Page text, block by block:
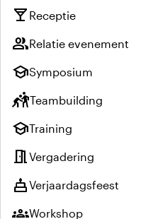
local_bar Receptie
groupRelatie evenement
schoolSymposium
sports_kabaddiTeambuilding
schoolTraining
meeting_roomVergadering
cakeVerjaardagsfeest
groupsWorkshop